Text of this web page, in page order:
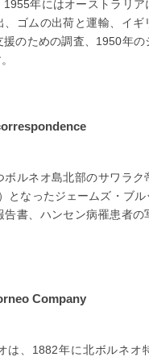
年にはオーストラリア
、ゴムの出荷と運輸、イギ
のための調査、1950年の
ボルネオ島北部のサワラク
となったジェームズ・ブ
告書、ハンセン病罹患者の
Company
は、1882年に北ボルネオ